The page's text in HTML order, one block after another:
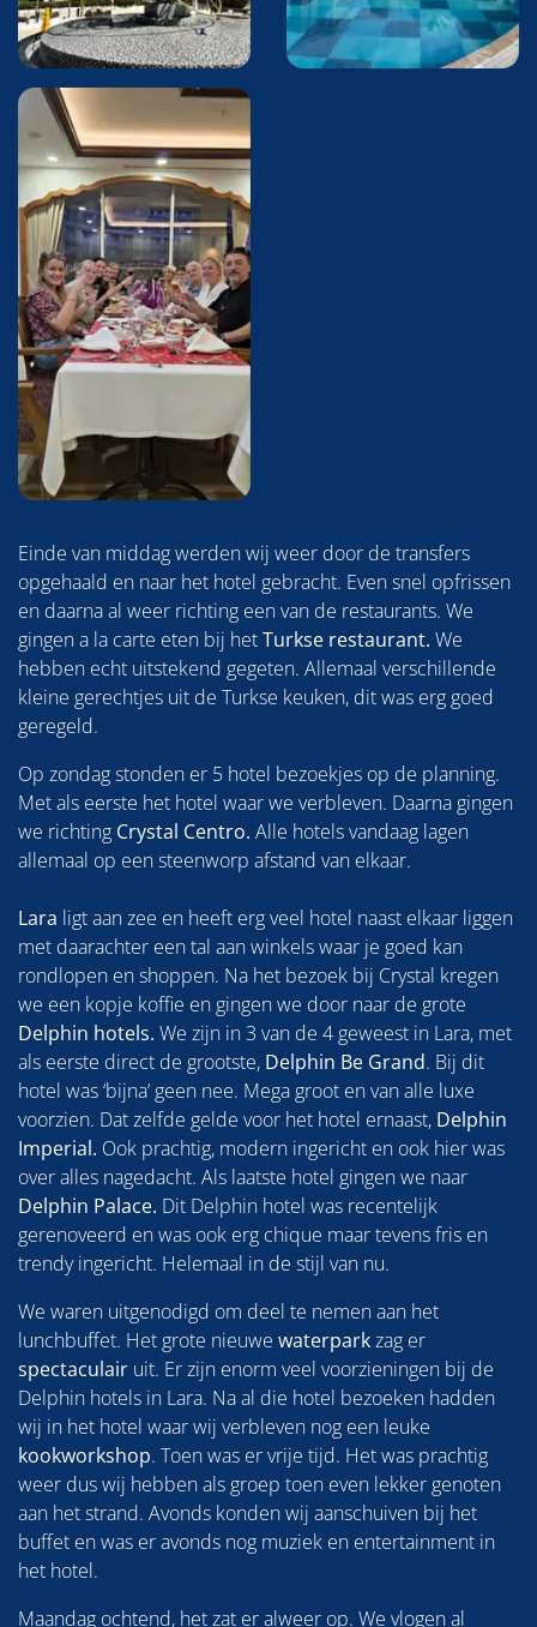
Einde van middag werden wij weer door de transfers
opgehaald en naar het hotel gebracht. Even snel opfrissen
en daarna al weer richting een van de restaurants. We
gingen a la carte eten bij hetTurkse restaurant. We
hebben echt uitstekend gegeten. Allemaal verschillende
kleine gerechtjes uit de Turkse keuken, dit was erg goed
geregeld.
Op zondag stonden er 5 hotel bezoekjes op de planning.
Met als eerste het hotel waar we verbleven. Daarna gingen
we richting Crystal Centro. Alle hotels vandaag lagen
allemaal op een steenworp afstand van elkaar.
Lara ligt aan zee en heeft erg veel hotel naast elkaar liggen
met daarachter een tal aan winkels waar je goed kan
rondlopen en shoppen. Na het bezoek bij Crystal kregen
we een kopje koffie en gingen we door naar de grote
Delphin hotels. We zijn in 3 van de 4 geweest in Lara, met
als eerste direct de grootste, Delphin Be Grand. Bij dit
hotel was ‘bijna’ geen nee. Mega groot en van alle luxe
voorzien. Dat zelfde gelde voor het hotel ernaast, Delphin
Imperial. Ook prachtig, modern ingericht en ook hier was
over alles nagedacht. Als laatste hotel gingen we naar
Delphin Palace. Dit Delphin hotel was recentelijk
gerenoveerd en was ook erg chique maar tevens fris en
trendy ingericht. Helemaal in de stijl van nu.
We waren uitgenodigd om deel te nemen aan het
lunchbuffet. Het grote nieuwe waterparkzag er
spectaculair uit. Er zijn enorm veel voorzieningen bij de
Delphin hotels in Lara. Na al die hotel bezoeken hadden
wij in het hotel waar wij verbleven nog een leuke
kookworkshop. Toen was er vrije tijd. Het was prachtig
weer dus wij hebben als groep toen even lekker genoten
aan het strand. Avonds konden wij aanschuiven bij het
buffet en was er avonds nog muziek en entertainment in
het hotel.
Maandag ochtend, het zat er alweer op. We vlogen al